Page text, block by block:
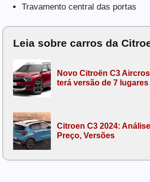
Travamento central das portas
Leia sobre carros da
Novo Citroën C3
terá versão de 7 lugares
Citroen C3 2024:
Preço, Versões